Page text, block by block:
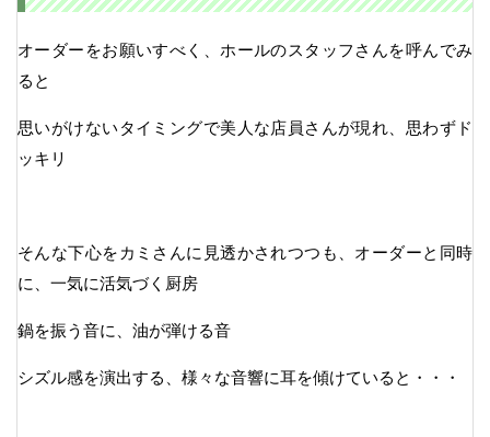
オーダーをお願いすべく、ホールのスタッフさんを呼んでみ
ると
思いがけないタイミングで美人な店員さんが現れ、思わずド
ッキリ
そんな下心をカミさんに見透かされつつも、オーダーと同時
に、一気に活気づく厨房
鍋を振う音に、油が弾ける音
シズル感を演出する、様々な音響に耳を傾けていると・・・